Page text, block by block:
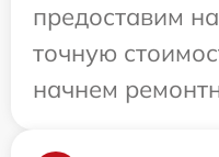
предоставим
точную
начнем